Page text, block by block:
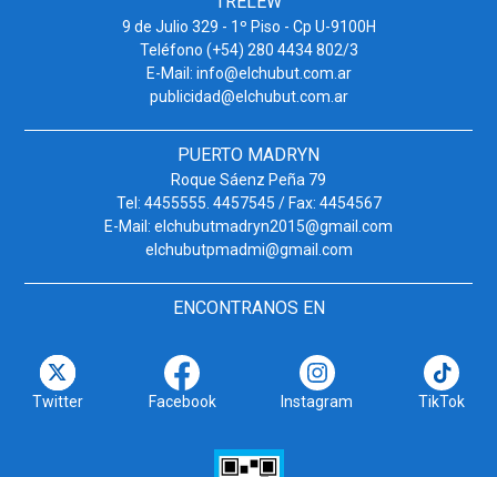
9 de Julio 329 - 1º Piso - Cp U-9100H
Teléfono (+54) 280 4434 802/3
E-Mail: info@elchubut.com.ar
publicidad@elchubut.com.ar
PUERTO MADRYN
Roque Sáenz Peña 79
Tel: 4455555. 4457545 / Fax: 4454567
E-Mail: elchubutmadryn2015@gmail.com
elchubutpmadmi@gmail.com
ENCONTRANOS EN
Twitter Facebook Instagram TikTok